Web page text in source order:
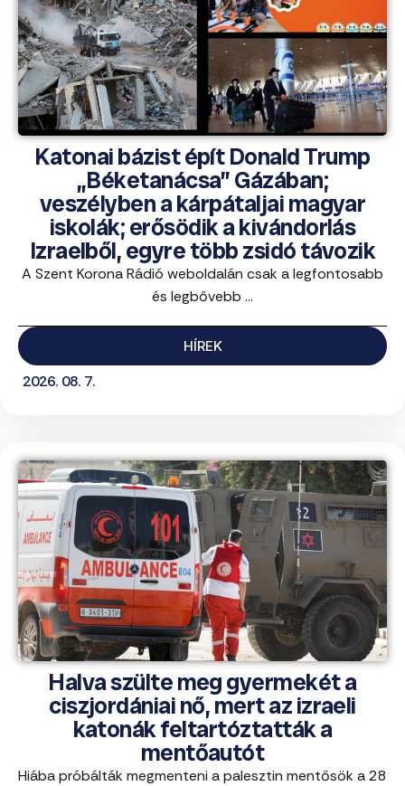
Katonai bázist épít Donald Trump
„Béketanácsa” Gázában;
veszélyben a kárpátaljai magyar
iskolák; erősödik a kivándorlás
Izraelből, egyre több zsidó távozik
A Szent Korona Rádió weboldalán csak a legfontosabb
és legbővebb ...
HÍREK
2026. 08. 7.
Halva szülte meg gyermekét a
ciszjordániai nő, mert az izraeli
katonák feltartóztatták a
mentőautót
Hiába próbálták megmenteni a palesztin mentősök a 28